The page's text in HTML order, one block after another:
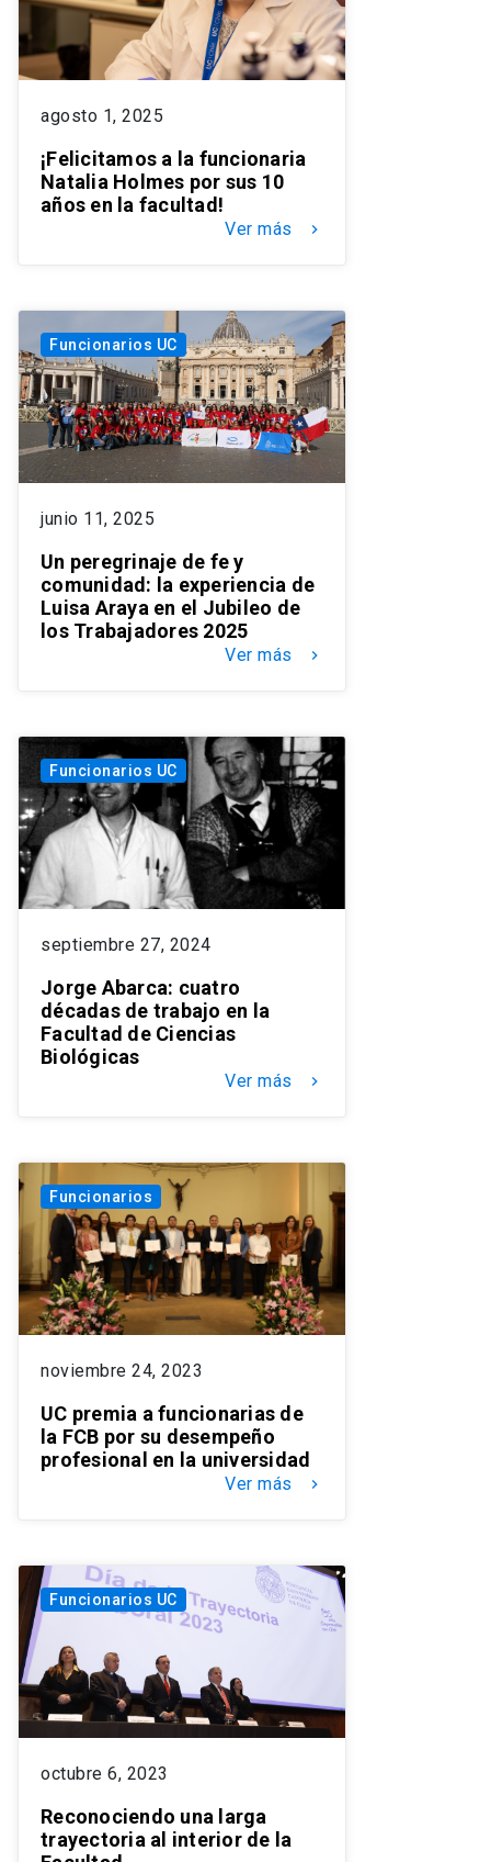
agosto 1, 2025
¡Felicitamos a la funcionaria
Natalia Holmes por sus 10
años en la facultad!
Ver más keyboard_arrow_right
Funcionarios UC
junio 11, 2025
Un peregrinaje de fe y
comunidad: la experiencia de
Luisa Araya en el Jubileo de
los Trabajadores 2025
Ver más keyboard_arrow_right
Funcionarios UC
septiembre 27, 2024
Jorge Abarca: cuatro
décadas de trabajo en la
Facultad de Ciencias
Biológicas
Ver más keyboard_arrow_right
Funcionarios
noviembre 24, 2023
UC premia a funcionarias de
la FCB por su desempeño
profesional en la universidad
Ver más keyboard_arrow_right
Funcionarios UC
octubre 6, 2023
Reconociendo una larga
trayectoria al interior de la